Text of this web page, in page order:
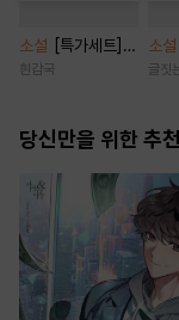
소설
[특가세트]
솔스티스 Solstic
흰감국
소설
[BL]
글짓
당신만을 위한 추천